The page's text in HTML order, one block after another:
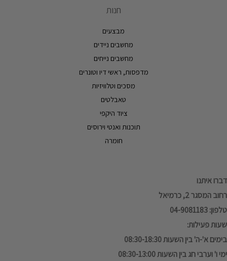
חנות
מבצעים
מחשבים ניידים
מחשבים נייחים
מדפסות, ראשי דיו וטונרים
מסכים וטלוויזיות
טאבלטים
ציוד היקפי
תוכנות ואנטי וירוסים
חומרה
דברו איתנו
רחוב המסגר 2, כרמיאל
טלפון: 04-9081183
שעות פעילות:
בימים א'-ה' בין השעות 08:30-18:30
ימי ו' וערבי חג בין השעות 08:30-13:00